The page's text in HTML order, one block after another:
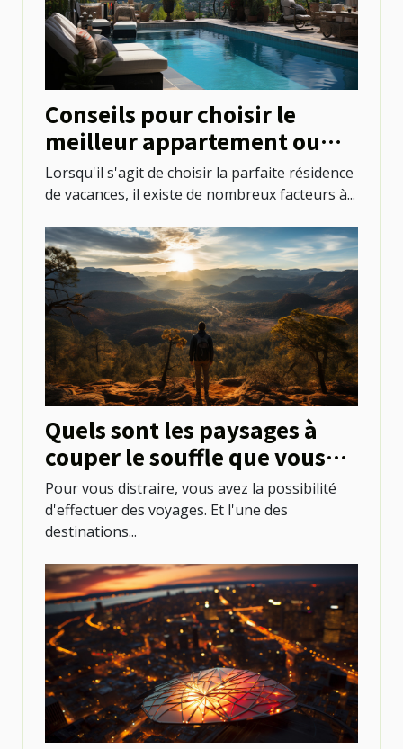
Conseils pour choisir le
meilleur appartement ou
villa avec piscine à Saint-
Martin
Lorsqu'il s'agit de choisir la parfaite résidence
de vacances, il existe de nombreux facteurs à...
Quels sont les paysages à
couper le souffle que vous
pouvez découvrir au
Mexique ?
Pour vous distraire, vous avez la possibilité
d'effectuer des voyages. Et l'une des
destinations...